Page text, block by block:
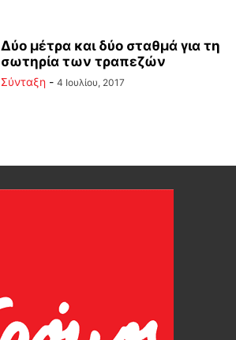
Δύο μέτρα και δύο σταθμά για τη
σωτηρία των τραπεζών
Σύνταξη - 4 Ιουλίου, 2017